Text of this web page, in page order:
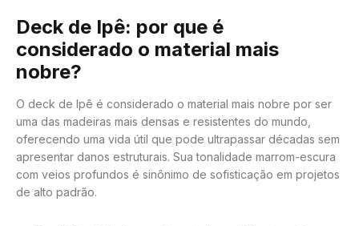
Deck de Ipê: por que é
considerado o material mais
nobre?
O deck de Ipê é considerado o material mais nobre por ser
uma das madeiras mais densas e resistentes do mundo,
oferecendo uma vida útil que pode ultrapassar décadas sem
apresentar danos estruturais. Sua tonalidade marrom-escura
com veios profundos é sinônimo de sofisticação em projetos
de alto padrão.